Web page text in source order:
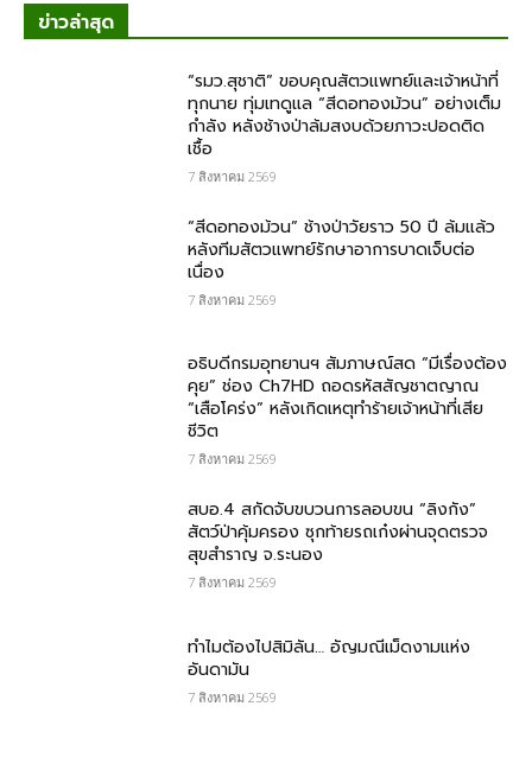
ข่าวล่าสุด
“รมว.สุชาติ” ขอบคุณสัตวแพทย์และเจ้าหน้าที่
ทุกนาย ทุ่มเทดูแล “สีดอทองม้วน” อย่างเต็ม
กำลัง หลังช้างป่าล้มสงบด้วยภาวะปอดติด
เชื้อ
7 สิงหาคม 2569
“สีดอทองม้วน” ช้างป่าวัยราว 50 ปี ล้มแล้ว
หลังทีมสัตวแพทย์รักษาอาการบาดเจ็บต่อ
เนื่อง
7 สิงหาคม 2569
อธิบดีกรมอุทยานฯ สัมภาษณ์สด “มีเรื่องต้อง
คุย” ช่อง Ch7HD ถอดรหัสสัญชาตญาณ
“เสือโคร่ง” หลังเกิดเหตุทำร้ายเจ้าหน้าที่เสีย
ชีวิต
7 สิงหาคม 2569
สบอ.4 สกัดจับขบวนการลอบขน “ลิงกัง”
สัตว์ป่าคุ้มครอง ซุกท้ายรถเก๋งผ่านจุดตรวจ
สุขสำราญ จ.ระนอง
7 สิงหาคม 2569
ทำไมต้องไปสิมิลัน… อัญมณีเม็ดงามแห่ง
อันดามัน
7 สิงหาคม 2569